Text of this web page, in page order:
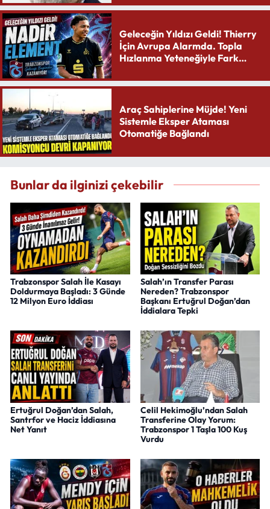
Geleceğin Yıldızı Geldi! Thierry
İçin Avrupa Alarmda. Topla
Hızlanma Yeteneğiyle Fark
Araç Sahiplerine Müjde! Yeni
Sistemle Eksper Ataması
Otomatiğe Bağlandı
Bunlar da ilginizi çekebilir
Trabzonspor Salah İle Kasayı
Doldurmaya Başladı: 3 Günde
12 Milyon Euro İddiası
Salah’ın Transfer Parası
Nereden? Trabzonspor
Başkanı Ertuğrul Doğan’dan
İddialara Tepki
Ertuğrul Doğan’dan Salah,
Santrfor ve Haciz İddiasına
Net Yanıt
Celil Hekimoğlu’ndan Salah
Transferine Olay Yorum:
Trabzonspor 1 Taşla 100 Kuş
Vurdu